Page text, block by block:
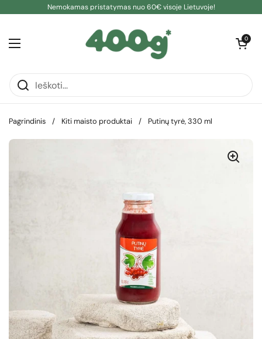
Pereiti prie turinioNemokamas pristatymas nuo 60€ visoje Lietuvoje!
Atidaryti meniu
Atidaryti
0
Pagrindinis / Kiti maisto produktai / Putinų tyrė, 330 ml